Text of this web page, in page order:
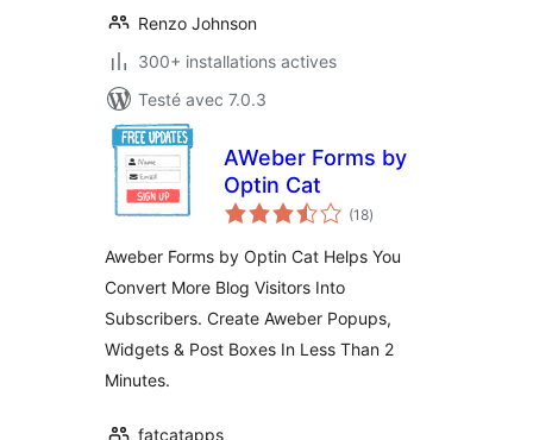
Renzo Johnson
300+ installations actives
Testé avec 7.0.3
AWeber Forms by
Optin Cat
(18notes
en
)
Aweber Forms by Optin Cat Helps You
Convert More Blog Visitors Into
Subscribers. Create Aweber Popups,
Widgets & Post Boxes In Less Than 2
Minutes.
fatcatapps